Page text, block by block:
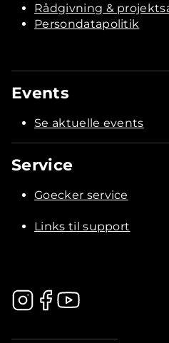
Rådgivning &
Persondatapolitik
Events
Se aktuelle events
Service
Goecker service
Links til support